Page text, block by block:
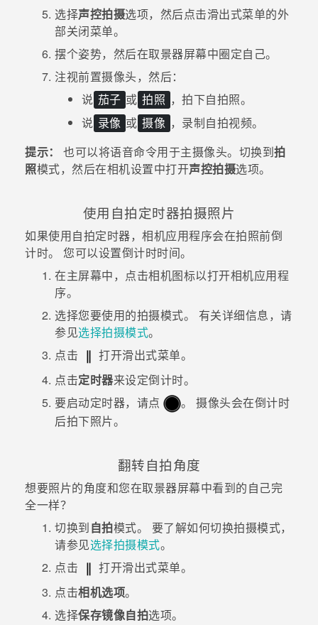
选择声控拍摄选项，然后点击滑出式菜单的外
部关闭菜单。
摆个姿势，然后在取景器屏幕中圈定自己。
注视前置摄像头，然后：
说 茄子 或 拍照 ，拍下自拍照。
说 录像 或 摄像 ，录制自拍视频。
提示：
也可以将语音命令用于主摄像头。切换到拍
照模式，然后在相机设置中打开声控拍摄选项。
使用自拍定时器拍摄照片
如果使用自拍定时器， 相机应用程序会在拍照前倒
计时。 您可以设置倒计时时间。
在主屏幕中，点击相机图标以打开相机应用程
序。
选择您要使用的拍摄模式。 有关详细信息，请
参见选择拍摄模式。
点击
打开滑出式菜单。
点击定时器来设定倒计时。
要启动定时器，请点
。 摄像头会在倒计时
后拍下照片。
翻转自拍角度
想要照片的角度和您在取景器屏幕中看到的自己完
全一样？
切换到自拍模式。 要了解如何切换拍摄模式，
请参见选择拍摄模式。
点击
打开滑出式菜单。
点击相机选项。
选择保存镜像自拍选项。